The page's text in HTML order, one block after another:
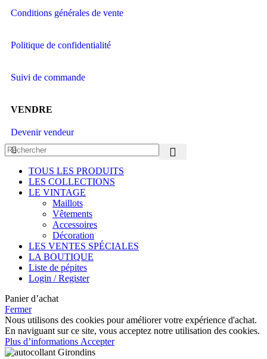
Conditions générales de vente
Politique de confidentialité
Suivi de commande
VENDRE
Devenir vendeur
TOUS LES PRODUITS
LES COLLECTIONS
LE VINTAGE
Maillots
Vêtements
Accessoires
Décoration
LES VENTES SPÉCIALES
LA BOUTIQUE
Liste de pépites
Login / Register
Panier d’achat
Fermer
Nous utilisons des cookies pour améliorer votre expérience d'achat.
En naviguant sur ce site, vous acceptez notre utilisation des cookies.
Plus d’informations Accepter